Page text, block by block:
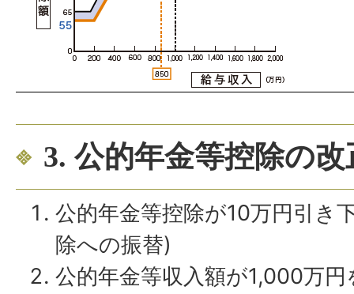
3. 公的年金等控除の改
公的年金等控除が10万円引き
除への振替)
公的年金等収入額が1,000万